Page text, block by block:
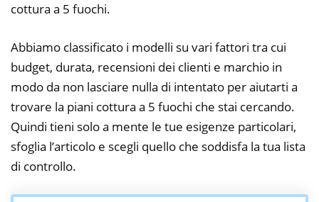
cottura a 5 fuochi.
Abbiamo classificato i modelli su vari fattori tra cui
budget, durata, recensioni dei clienti e marchio in
modo da non lasciare nulla di intentato per aiutarti a
trovare la piani cottura a 5 fuochi che stai cercando.
Quindi tieni solo a mente le tue esigenze particolari,
sfoglia l’articolo e scegli quello che soddisfa la tua lista
di controllo.